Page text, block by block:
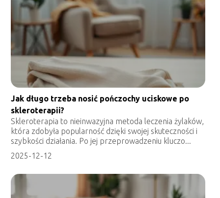
Jak długo trzeba nosić pończochy uciskowe po
skleroterapii?
Skleroterapia to nieinwazyjna metoda leczenia żylaków,
która zdobyła popularność dzięki swojej skuteczności i
szybkości działania. Po jej przeprowadzeniu kluczo...
2025-12-12